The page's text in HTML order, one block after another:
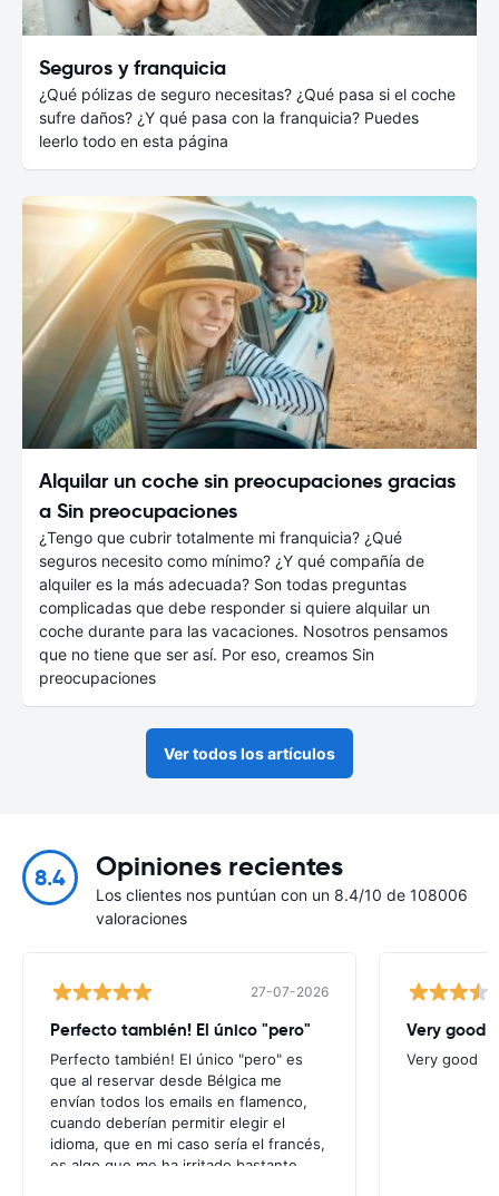
Seguros y franquicia
¿Qué pólizas de seguro necesitas? ¿Qué pasa si el coche
sufre daños? ¿Y qué pasa con la franquicia? Puedes
leerlo todo en esta página
Alquilar un coche sin preocupaciones gracias
a Sin preocupaciones
¿Tengo que cubrir totalmente mi franquicia? ¿Qué
seguros necesito como mínimo? ¿Y qué compañía de
alquiler es la más adecuada? Son todas preguntas
complicadas que debe responder si quiere alquilar un
coche durante para las vacaciones. Nosotros pensamos
que no tiene que ser así. Por eso, creamos Sin
preocupaciones
Ver todos los artículos
8.4 Opiniones recientes
Los clientes nos puntúan con un 8.4/10 de 108006
valoraciones
27-07-2026
Perfecto también! El único "pero"
Perfecto también! El único "pero" es
que al reservar desde Bélgica me
envían todos los emails en flamenco,
cuando deberían permitir elegir el
idioma, que en mi caso sería el francés,
es algo que me ha irritado bastante
Very good
Very good